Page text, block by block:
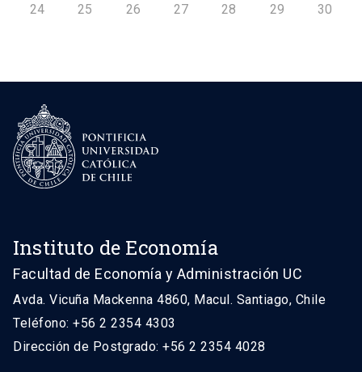
24 25 26 27 28 29 30
Instituto de Economía
Facultad de Economía y Administración UC
Avda. Vicuña Mackenna 4860, Macul. Santiago, Chile
Teléfono: +56 2 2354 4303
Dirección de Postgrado: +56 2 2354 4028